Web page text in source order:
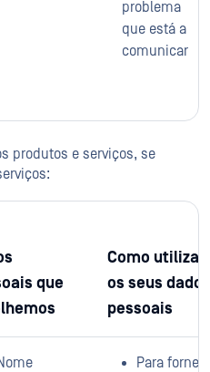
problema
que está a
comunicar
produtos e serviços, se
que
Como
os seus dados
pessoais
Para